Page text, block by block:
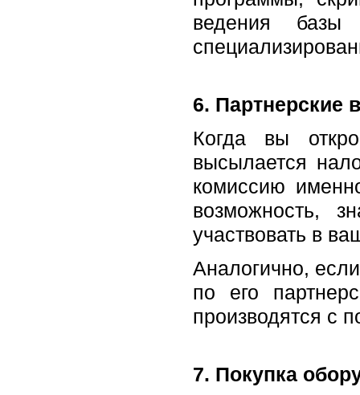
ведения
6. Партнерские
Когда вы
высылается
комиссию
возможность,
участвовать в
Аналогично,
по его
производятся с
7. Покупка